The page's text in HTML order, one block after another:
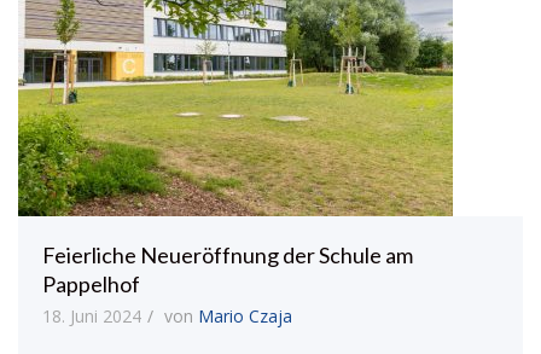
Feierliche Neueröffnung der Schule am
Pappelhof
18. Juni 2024 von Mario Czaja